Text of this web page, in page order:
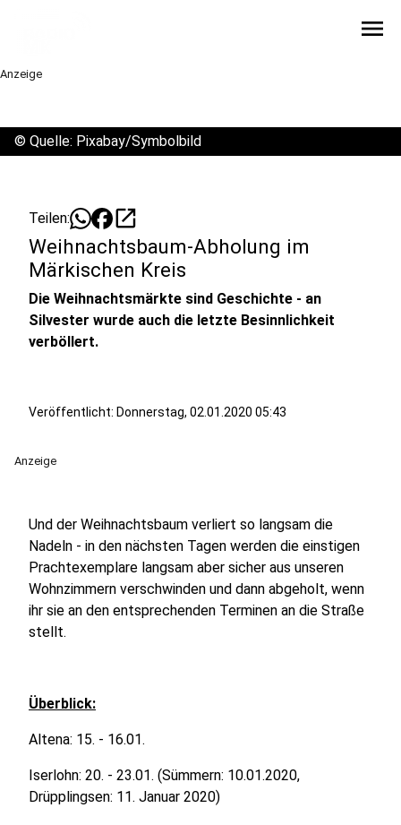
menu
Anzeige
© Quelle: Pixabay/Symbolbild
Teilen: open_in_new
Weihnachtsbaum-Abholung im
Märkischen Kreis
Die Weihnachtsmärkte sind Geschichte - an
Silvester wurde auch die letzte Besinnlichkeit
verböllert.
Veröffentlicht: Donnerstag, 02.01.2020 05:43
Anzeige
Und der Weihnachtsbaum verliert so langsam die
Nadeln - in den nächsten Tagen werden die einstigen
Prachtexemplare langsam aber sicher aus unseren
Wohnzimmern verschwinden und dann abgeholt, wenn
ihr sie an den entsprechenden Terminen an die Straße
stellt.
Überblick:
Altena: 15. - 16.01.
Iserlohn: 20. - 23.01. (Sümmern: 10.01.2020,
Drüpplingsen: 11. Januar 2020)